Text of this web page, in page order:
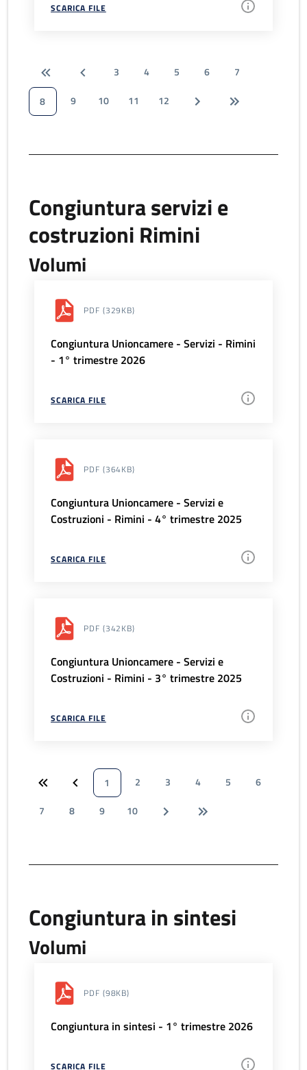
SCARICA FILE
3 4 5 6
7
8
9 10 11 12
Congiuntura servizi e
costruzioni Rimini
Volumi
PDF (329KB)
Congiuntura Unioncamere - Servizi - Rimini
- 1° trimestre 2026
SCARICA FILE
PDF (364KB)
Congiuntura Unioncamere - Servizi e
Costruzioni - Rimini - 4° trimestre 2025
SCARICA FILE
PDF (342KB)
Congiuntura Unioncamere - Servizi e
Costruzioni - Rimini - 3° trimestre 2025
SCARICA FILE
1 2 3 4 5
6
7
8 9 10
Congiuntura in sintesi
Volumi
PDF (98KB)
Congiuntura in sintesi - 1° trimestre 2026
SCARICA FILE